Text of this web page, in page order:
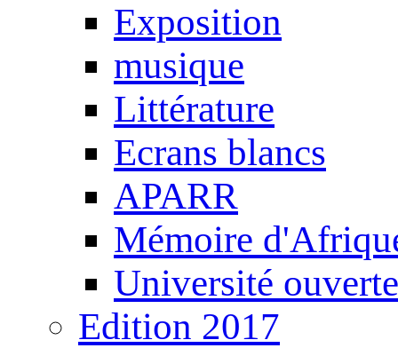
Exposition
musique
Littérature
Ecrans blancs
APARR
Mémoire
Université ouverte
Edition 2017